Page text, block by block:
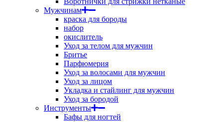
Мужчинам
краска для бороды
набор
окислитель
Уход за телом для мужчин
Бритье
Парфюмерия
Уход за волосами для мужчин
Уход за лицом
Укладка и стайлинг для мужчин
Уход за бородой
Инструменты
Бафы для ногтей